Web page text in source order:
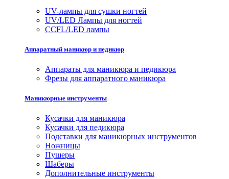
UV-лампы для сушки ногтей
UV/LED Лампы для ногтей
CCFL/LED лампы
Аппаратный маникюр и педикюр
Аппараты для маникюра и педикюра
Фрезы для аппаратного маникюра
Маникюрные инструменты
Кусачки для маникюра
Кусачки для педикюра
Подставки для маникюрных инструментов
Ножницы
Пушеры
Шаберы
Дополнительные инструменты